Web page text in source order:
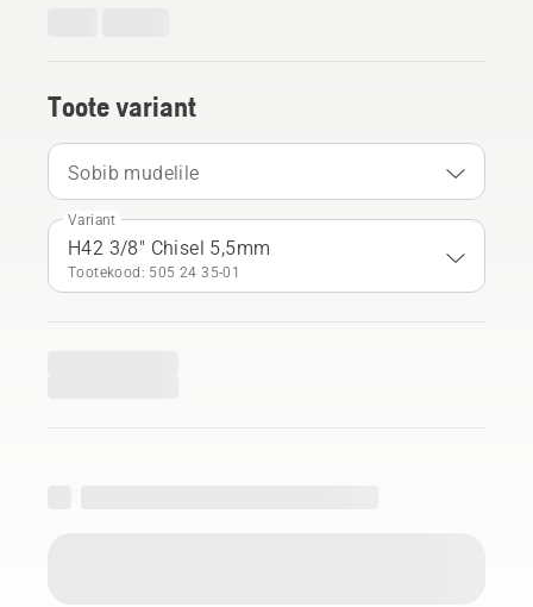
Toote variant
Sobib mudelile
Variant
H42 3/8" Chisel 5,5mm
Tootekood: 505 24 35‑01